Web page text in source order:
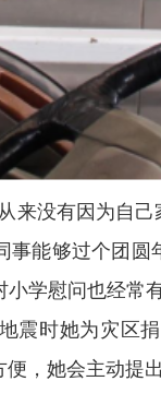
来没有因为自
事能够过个团
学慰问也经常
震时她为灾区
，她会主动提